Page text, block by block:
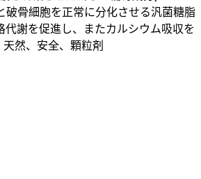
破骨細胞を正常に分化させる汎菌糖脂
代謝を促進し、またカルシウム吸収を
然、安全、顆粒剤